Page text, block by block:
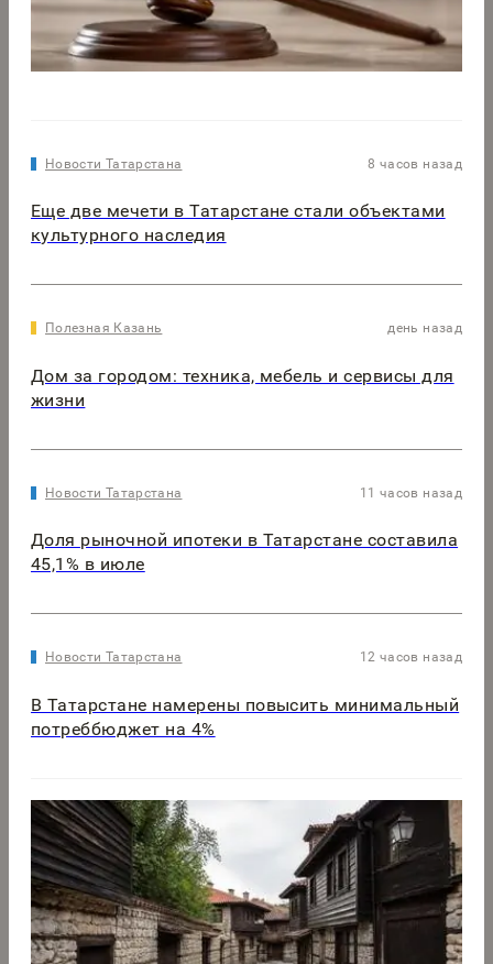
Новости Татарстана 8 часов назад
Еще две мечети в Татарстане стали объектами
культурного наследия
Полезная Казань день назад
Дом за городом: техника, мебель и сервисы для
жизни
Новости Татарстана 11 часов назад
Доля рыночной ипотеки в Татарстане составила
45,1% в июле
Новости Татарстана 12 часов назад
В Татарстане намерены повысить минимальный
потреббюджет на 4%